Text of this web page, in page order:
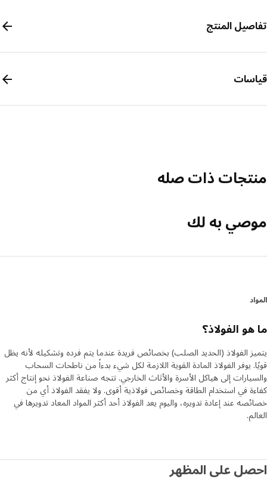
المنتج
ذات صله
به لك
الفولاذ؟
الفولاذ (الحديد الصلب) بخصائص فريدة عندما يتم فرده وتشكيله لأنه يظل
يوفر الفولاذ المادة القوية اللازمة لكل شيء بدءاً من ناطحات السحاب
إلى هياكل الأسرة والأثاث الخارجي. تتجه صناعة الفولاذ نحو إنتاج أكثر
في استخدام الطاقة وخصائص فولاذية أقوى. ولا يفقد الفولاذ أي من
عند إعادة تدويره، واليوم يعد الفولاذ أحد أكثر المواد المعاد تدويرها في
على المظهر